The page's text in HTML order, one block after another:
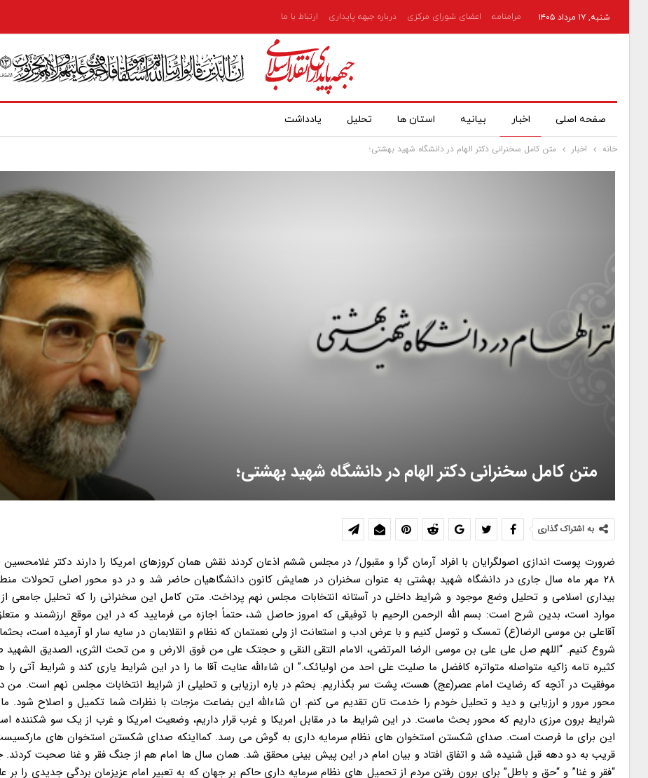
شنبه, ۱۷ مرداد ۱۴۰۵ مرامنامه اعضای شورای مرکزی درباره جبهه پایداری ارتباط با ما
صفحه اصلی اخبار بیانیه استان ها تحلیل یادداشت
خانه اخبار متن کامل سخنرانی دکتر الهام در دانشگاه شهید بهشتی؛
متن کامل سخنرانی دکتر الهام در دانشگاه شهید بهشتی؛
به اشتراک گذاری
ضرورت پوست اندازی اصولگرایان با افراد آرمان گرا و مقبول/ در مجلس ششم اذعان کردند نقش همان کروزهای امریکا را دارند دکتر غلامحسین الهام ۲۸ مهر ماه سال جاری در دانشگاه شهید بهشتی به عنوان سخنران در همایش کانون دانشگاهیان حاضر شد و در دو محور اصلی تحولات منطقه و بیداری اسلامی و تحلیل وضع موجود و شرایط داخلی در آستانه انتخابات مجلس نهم پرداخت. متن کامل این سخنرانی را که تحلیل جامعی از این موارد است، بدین شرح است: بسم الله الرحمن الرحیم با توفیقی که امروز حاصل شد، حتماً اجازه می فرمایید که در این موقع ارزشمند و متعلق به آقاعلی بن موسی الرضا(ع) تمسک و توسل کنیم و با عرض ادب و استعانت از ولی نعمتمان که نظام و انقلابمان در سایه سار او آرمیده است، بحثمان را شروع کنیم. “اللهم صل علی علی بن موسی الرضا المرتضی، الامام التقی النقی و حجتک علی من فوق الارض و من تحت الثری، الصدیق الشهید صلوه کثیره تامه زاکیه متواصله متواتره کافضل ما صلیت علی احد من اولیائک.” ان شاءالله عنایت آقا ما را در این شرایط یاری کند و شرایط آتی را هم با موفقیت در آنچه که رضایت امام عصر(عج) هست، پشت سر بگذاریم. بحثم در باره ارزیابی و تحلیلی از شرایط انتخابات مجلس نهم است. من در دو محور مرور و ارزیابی و دید و تحلیل خودم را خدمت تان تقدیم می کنم. ان شاءالله این بضاعت مزجات با نظرات شما تکمیل و اصلاح شود. ما یک شرایط برون مرزی داریم که محور بحث ماست. در این شرایط ما در مقابل امریکا و غرب قرار داریم، وضعیت امریکا و غرب از یک سو شکننده است و این برای ما فرصت است. صدای شکستن استخوان های نظام سرمایه داری به گوش می رسد. کمااینکه صدای شکستن استخوان های مارکسیست در قریب به دو دهه قبل شنیده شد و اتفاق افتاد و بیان امام در این پیش بینی محقق شد. همان سال ها امام هم از جنگ فقر و غنا صحبت کردند. جنگ “فقر و غنا” و “حق و باطل” برای برون رفتن مردم از تحمیل های نظام سرمایه داری حاکم بر جهان که به تعبیر امام عزیزمان بردگی جدیدی را بر عالم و همه آدمیان تحمیل کرده است. جنبش وال استریت، حرکتی است که مرزهای اروپا را هم در برگرفته و همه نظام های متکی به نظام سلطه و سرمایه داری غرب را تهدید می کند. این نظام، ماهیت تمدنی غرب را هم برملا کرده و هویت دموکراسی را هم آشکار کرده است. دموکراسی از نظر تفکر و تمدن غربی یعنی حکومت ۱% بر ۹۹%. این نشان می دهد که جهان برای حل معضلات به بن بست نزدیک می شود و راه برون رفت توجه به یک مکتب و تفکر و اندیشه جدید است. همان که امام فرمودند که امروز جهان تشنه اسلام ناب محمدی است. رسالت اندیشمندان از حوزه و دانشگاه تبیین این مرزهاست و ارائه الگوی جدیدی در برابر کسانی که از وضعیت موجود عالم به ستوه آمده اند. تفکر مادی چه شرقی و چه غربی اش تجربه شده است. امروز تجربه نظام جمهوری اسلامی به عنوان شجره طیبه ای که فریادش “لاشرقیه و لاغربیه” بوده است، باید از مجرای تبیین نظام فکری، سیاسی، اقتصاد ی، فرهنگی و اجتماعی آن و الگویی که در جمهوری اسلامی به منصه بروز و ظهور رسیده پیش چشم جهانیان قرار بگیرد. این تهدید درونی است. بخشی از انرژی غرب هم باید معطوف جنبش های جهان اسلام بشود. جنبش هایی که یک تحول و تحرک تازه را تجربه می کنند. موج بیداری اسلامی برای تحقق یک نظام آرمانی جدید و طبعاً الگویی که می تواند عرضه شود، الگویی نیست که در غرب آزمایش شده است، زیرا معمولاً این دولت ها تحت سلطه و حمایت و شاید ساخته و پرداخته همین نظام سلطه جهانی بوده اند. بنابراین اگرچه همت امریکا و غرب معطوف بر این است که بتواند بر نظام جدید این کشورها اثر بگذارد، اما قادر نخواهد بود و قدرت تأثیرگذاری اندیشه اسلام و روح عدالت گستر اسلامی و آرمان های بلندی که می تواند نیروی انقلابی و آرمان گرا را کمک و هدایت کند، در نظام و الگوی اسلامی متجلی است. بنابراین باید بخشی از توان غرب که در او باقی مانده، بتواند فضای سلطه و هژمونی خود را در منطقه حفظ کند و این برای غرب تهدید بزرگی است. جلوه های مختلف این تهدیدها خود را نشان داده است. امریکایی ها چه جمهوری خواهان و چه دموکرات ها مکرر گفته اند که اگر منافع اسرائیل به تهدید بیفتد، تا جنگ هسته ای برای دفاع از اسرائیل خواهند آمد. امروز خفت رژیم اشغال گر را می بینند که مجبور است با خواری بسیار، این همه سرباز مقاومت و نیروهای فلسطینی را آزاد کند و در ازایش چیزی به دست نیاورد. این خفت و ذلتی که رژیم اشغال گر که حق ذاتی اوست که باید خفیف و ذلیل بماند پیش چشمان امریکا یی هاست که آن را می بینند و شاهد آن هستند، این یک استخوانی در گلوی اینهاست و ان شاءالله خواهد ماند تا خفه اشان کند. امروز شاهد وحدت مناسبی در جهان اسلام هستیم. حزب الله شیعی پشتوانه حماس سنی است و شیعه و سنی در این ارتباط یک قدرت متشکلی را علیه رژیم اشغال گر سامان می دهند و جهان اسلام دارد از این آشفتگی ها و اختلافات که قبلاً تلخی اش را تجربه کرده، می گریزد و این تهدیدی برای غرب و فرصت بزرگی برای ماست. اگر به این فضا بنگریم، می بینیم برای آینده ما، مأموریت ها و مسئولیت های خطیر و بلندی داریم که باید فراتر از تنگ نظری ها و محدودنگری های داخلی به این فضا نگاه کرد و از این فرصت ها برای یک گام بلند در تحقق آرمان های بلند انقلاب اسلامی استفاده کرد، “اِغْتَنَمُ الْفُرَص”. از این فرصت ها باید نهایت بهره را جست. اینها نفحات الهی و پیش روی ماست و باید خودمان را در معرض آن قرار بدهیم. البته به همین خاطر باید انتظار داشته باشیم که غرب همه این شکست و فضاحت تمدنی و گفتمانی را از چشم انقلاب اسلامی ببیند و همین طور هم هست، چون این پیام توانست نظام سلطه نامشروع و ظالمانه بر عالم را بشکند. طبیعی است که باید انتظار داشت دشمن نسبت به انقلاب اسلامی حساس تر و کینه ورزتر باشد. به نظر من امروز در چهار محور در تهدید امریکا قرار داریم که دنبال فشار بر ما برای برون رفت از این تنگنایی که نظام غربی قرار گرفته، است. یکی بحث هسته ای است که ادامه داشته است و بحث تازه ای نیست و تداوم خواهد داشت، در کنار بحث هسته ای مقوله قدیمی حقوق بشر است که روح تازه ای در آن دمیده اند و با برنامه جدیدتری از ابزارهای فشار بر جمهوری اسلامی استفاده می کنند که در آینده بیشتر هم خواهد شد. بحث فلسطین و خاورمیانه که نقطه فشار دیرینه نظام سلطه بر جمهوری اسلامی است و همچنان وجود دارد. بحث تروریسم که از بحث های کهنه است. این سناریوی جدیدی که امریکایی ها واقعاً با فضاحت علیه جمهوری اسلامی برای تحریک جنگ های منطقه ای دامن زدند، تا حد پروژه بحث فشار از مجرای تروریسم بر جمهوری اسلامی است. امریکا به دنبال این است که همه این فشارها و محورها را تجمیع کند و یک تهاجم گازانبری برای تحت فشار قرار دادن نظام جمهوری اسلامی سامان بدهد و برای این کار، اقداماتی را هم انجام داده است و آنها را تشدید هم می کند. یکی موضوع تضییقات اقتصادی است. تضییقاتی که گاهی در شرایط جنگ هم محقق نیست، الان و در این شرایط بر جمهوری اسلامی وارد کرده اند. گسترش موضوع تحریم ها، حجم تحریم ها و فشارها و تضییقات همه جانبه ای که در عرصه های اقتصادی، مالی، بانکی و حتی اشخاص و افراد گسترش پیدا می کند و این دامنه تضییقات اقتصادی است که بر داخل وارد می کنند. هجوم فرهنگی که موضوع دامنه داری است و هر زمان با موج تازه و موضوعات تازه و روش های جدیدتری گسترش پیدا می کند. حجم عظیم رسانه هایی که مأموریت دارند این جنگ نرم دشمن را مدیریت کنند، کما اینکه بخش هایی از آن را در انتخابات ۸۸ به شکل ویژه دیدیم که چه سرمایه گذاری خاصی شد و اساساً شأن تأسیس بی.بی.سی فارسی تأثیرگذاری بر انتخابات سال ۸۸ بود و همین موضوع با گستره فراتری از بیرون و درون کشور ادامه دارد. جبهه دیگری که در همان محورها وجود دارد، همان بحث های حقوق بشری است. قطعنامه های متعددی که صادر می شود، حجم این قطعنامه ها را افزایش خواهند داد و بحث های حقوق بشری برای نظام سلطه، فرصت می سازد تا بتواند اقدامات بعدی خود را توجیه کند و مشروعیت ببخشد. این اقدامات، برنامه سازی برای فضاسازی تدریجی است تا از طریق ماده ۷ منشور به عنوان تهدید امنیت جهانی با جمهوری اسلامی برخورد کنند و این به هر حال آتش تهیه و تدارک چنین تهدیداتی است. موضوع بحث های امنیتی و ترورها و استفاده از عناصر تروریست برای تهدیدهای امنیتی، موضوع دیگری است که امریکا در داخل کشور ما از آن استفاده کرده ، به خصوص در عرصه نیروهای انسانی ارزشمند و چهره های علمی و در واقع گرفتن سرمایه انسانی برای تهدید و بستن باب رشد و پیشرفت کشور است که رهبر معظم انقلاب هم به حق این دهه را دهه پیشرفت و عدالت نام گذاری کردند و این تهدیدها برای جلوگیری از پیشرفت کشور سازماندهی می شود. امریکا و غرب نیاز مبرم به یک جبهه اپوزیسیون در داخل دارند و این جبهه چهارمی از فعالیت های امریکا را در داخل رقم خواهند زد. فتنه ۸۸، تجربه مفیدی برای آن هاست. آنها نیاز جدی دارند که یک گروه معارض را در داخل سازمان بدهند. لزومی ندارد که گروه معارض همان گروهی باشد که تاریخ مصرفش گذشته و منقضی شده است. بلکه جریان ها و حرکات و سازماندهی جدید از مخالفین و معارضینی است که در داخل بتوانند به اهداف دشمن کمک کنند. این موضوع هیچ وقت از دستور دشمن خارج نمی شود و طبیعی است که دشمن برای تحقق اهدافش، به سرباز داخلی بیشتر نیاز دارد تا هزینه برای تهاجم بیرونی. این مجموعه تهدیدات از یک سو، می تواند یک پیام انتخاباتی داشته باشد. پیام انتخاباتی آن این است که این فشارها به صورت تهدیدهای بالقوه با علائم بالفعلی که وجود دارند تا انتخابات استمرار پیدا می کنند و پیام امریکا این است که اگر بنا دارید از این تهدیدها دور شوید و مصون بمانید، باید جریان همسوی با امریکا به مجلس برود و بخشی از این قدرت و حاکمیت را در دست بگیرد. تغییراتی که از درون باید انجام شوند، در انتخابات اثرگذارند. ممکن است در جنگ تبلیغی، این مسئله را عنوان کنند که اگر عناصر همسو با غرب به مجلس راه پیدا کنند، تهدیدهای غرب کاهش پیدا خواهد کرد، ولی اگر به اصطلاح آنها تندروها و رادیکال ها یعنی عناصر اصول گرا به مجلس راه پیدا کنند، تهدیدها افزایش پیدا خواهند کرد. این جنگ نرم می تواند ابزار فشاری از داخل از طریق جبهه رسانه ای هم باشد. چه این پیام را برای برون رفت از فشارها و تحریم ها احتمالاً جنگ نظامی منتشر کنند، باید به کسانی رو کرد که غرب آنها را می پسندد و حمایت خواهد کرد. در مجلس ششم، این گروه اصلاح طلبان بودند. چنانکه یکی از عناصر شاخص این جریان در آن دوره این حرف را زد و در خاطر عموم ما هست که تأکید کرد “اگر ما سر کار نمی آمدیم، موشک های کروز به تهران اصابت می کرد”، معلوم بود آنچه که در برابر تهدید نظامی غرب، پدافند می کند، وجود این گروه های سیاسی است، یعنی اینها همان کاری را انجام می دهند که موشک های کروز می خواهند انجام بدهند، یعنی اینها می خواهند نقش موشک های دشمن را در داخل ایفا کنند. این تهدید و این وضعیت غیرقابل دفاع سیاسی از سوی عناصر به اصطلاح درون نظام که جبهه اصلاح طلبان آن روز بودند، ابراز می شد و به آن افتخار می کردند و به عنوان منّتی بر نظام جمهوری اسلامی هم تلقی می کردند. این یک تهدید جدی است. ما این وضعیت را در انتخابات پیش رو داریم، بنابراین به نظرم انتخابات از نظر شرایط بیرونی، وضعیت حساسی دارد. یکی از محورهایی که تاکنون رهبر معظم انقلاب، خط داده اند، این بوده است که فضا و وضعیت انتخابات نباید امنیتی بشود. این فشارها شکلی از